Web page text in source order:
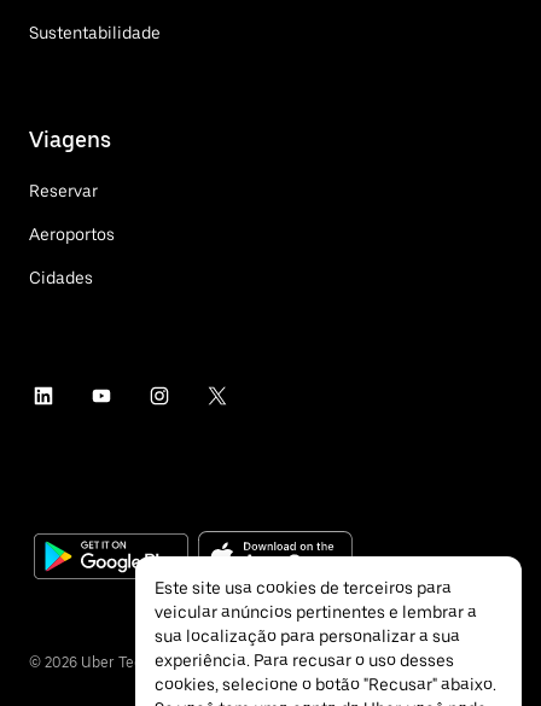
Sustentabilidade
Viagens
Reservar
Aeroportos
Cidades
© 2026 Uber Technologies Inc.
Este site usa cookies de terceiros para
veicular anúncios pertinentes e lembrar a
sua localização para personalizar a sua
experiência. Para recusar o uso desses
cookies, selecione o botão "Recusar" abaixo.